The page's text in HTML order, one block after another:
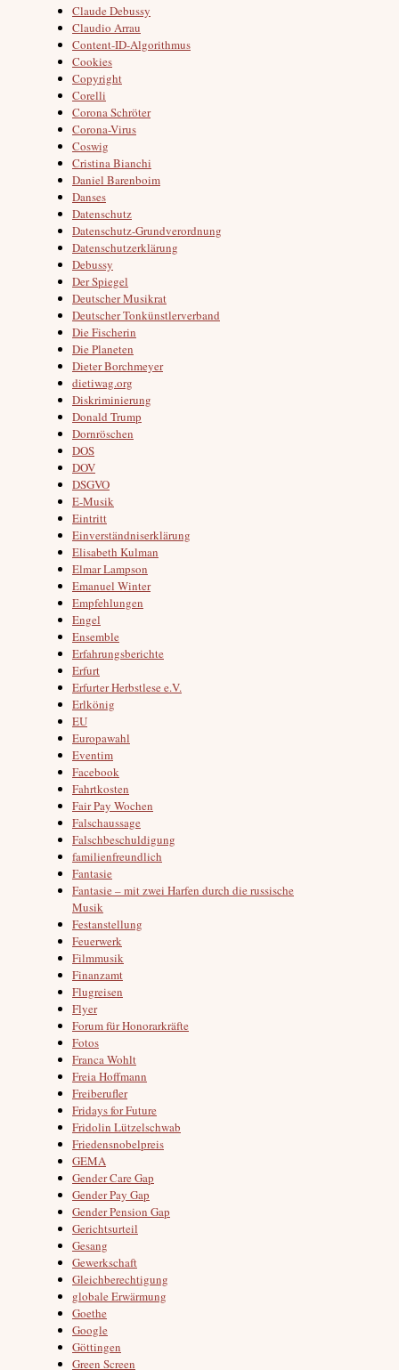
Claude Debussy
Claudio Arrau
Content-ID-Algorithmus
Cookies
Copyright
Corelli
Corona Schröter
Corona-Virus
Coswig
Cristina Bianchi
Daniel Barenboim
Danses
Datenschutz
Datenschutz-Grundverordnung
Datenschutzerklärung
Debussy
Der Spiegel
Deutscher Musikrat
Deutscher Tonkünstlerverband
Die Fischerin
Die Planeten
Dieter Borchmeyer
dietiwag.org
Diskriminierung
Donald Trump
Dornröschen
DOS
DOV
DSGVO
E-Musik
Eintritt
Einverständniserklärung
Elisabeth Kulman
Elmar Lampson
Emanuel Winter
Empfehlungen
Engel
Ensemble
Erfahrungsberichte
Erfurt
Erfurter Herbstlese e.V.
Erlkönig
EU
Europawahl
Eventim
Facebook
Fahrtkosten
Fair Pay Wochen
Falschaussage
Falschbeschuldigung
familienfreundlich
Fantasie
Fantasie – mit zwei Harfen durch die russische
Musik
Festanstellung
Feuerwerk
Filmmusik
Finanzamt
Flugreisen
Flyer
Forum für Honorarkräfte
Fotos
Franca Wohlt
Freia Hoffmann
Freiberufler
Fridays for Future
Fridolin Lützelschwab
Friedensnobelpreis
GEMA
Gender Care Gap
Gender Pay Gap
Gender Pension Gap
Gerichtsurteil
Gesang
Gewerkschaft
Gleichberechtigung
globale Erwärmung
Goethe
Google
Göttingen
Green Screen